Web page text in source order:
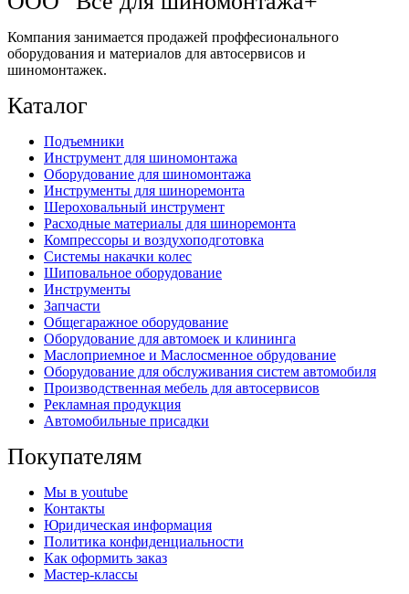
Компания занимается продажей проффесионального
оборудования и материалов для автосервисов и
шиномонтажек.
Каталог
Подъемники
Инструмент для шиномонтажа
Оборудование для шиномонтажа
Инструменты для шиноремонта
Шероховальный инструмент
Расходные материалы для шиноремонта
Компрессоры и воздухоподготовка
Системы накачки колес
Шиповальное оборудование
Инструменты
Запчасти
Общегаражное оборудование
Оборудование для автомоек и клининга
Маслоприемное и Маслосменное обрудование
Оборудование для обслуживания систем автомобиля
Производственная мебель для автосервисов
Рекламная продукция
Автомобильные присадки
Покупателям
Мы в youtube
Контакты
Юридическая информация
Политика конфиденциальности
Как оформить заказ
Мастер-классы